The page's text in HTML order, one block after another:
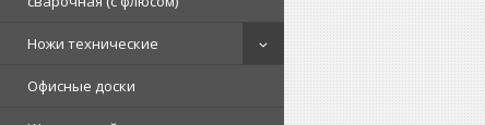
Ножи технические
Офисные доски